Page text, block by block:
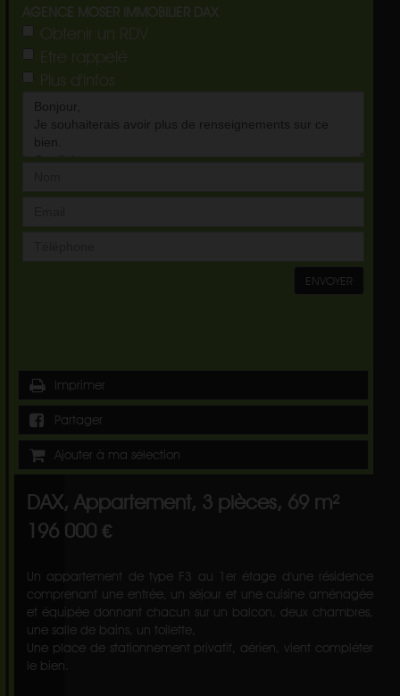
AGENCE MOSER IMMOBILIER DAX
Obtenir un RDV
Etre rappelé
Plus d'infos
ENVOYER
Imprimer
Partager
Ajouter à ma sélection
DAX, Appartement, 3 pièces, 69 m²
196 000 €
Un appartement de type F3 au 1er étage d'une résidence
comprenant une entrée, un séjour et une cuisine aménagée
et équipée donnant chacun sur un balcon, deux chambres,
une salle de bains, un toilette,
Une place de stationnement privatif, aérien, vient compléter
le bien.